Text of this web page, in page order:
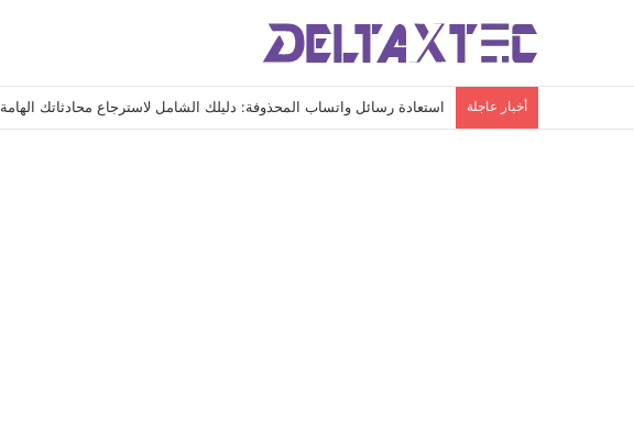
أخبار عاجلة استعادة رسائل واتساب المحذوفة: دليلك الشامل لاسترجاع محادثاتك الهامة